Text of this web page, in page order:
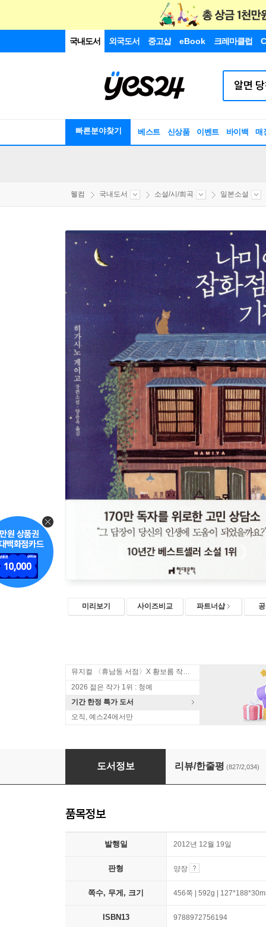
국내도서 외국도서 중고샵 eBook 크레마클럽
빠른분야찾기 베스트 신상품 이벤트 바이백 매
웰컴 국내도서 소설/시/희곡 일본소설
미리보기 사이즈비교 파트너샵
뮤지컬 〈휴남동 서점〉X 황보름 작가 북토크
2026 젊은 작가 1위 : 청예
기간 한정 특가 도서
오직, 예스24에서만
나미야 잡화점의 기적
도서정보 리뷰/한줄평 (827/2,034)
품목정보
발행일 2012년 12월 19일
판형 양장
쪽수, 무게, 크기 456쪽 | 592g |
ISBN13 9788972756194